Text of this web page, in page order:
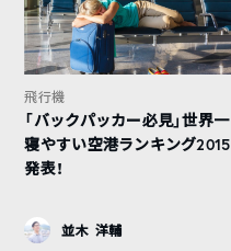
飛行機
「バックパッカー必見」世界一
寝やすい空港ランキング2015
発表！
並木 洋輔